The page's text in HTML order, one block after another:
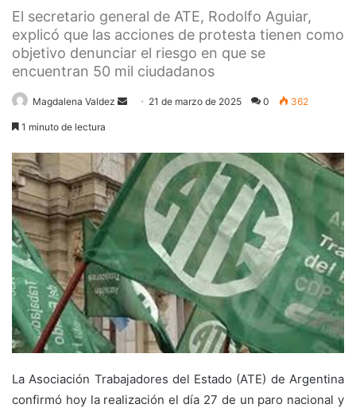
El secretario general de ATE, Rodolfo Aguiar,
explicó que las acciones de protesta tienen como
objetivo denunciar el riesgo en que se
encuentran 50 mil ciudadanos
Magdalena Valdez
Send 21 de marzo de 2025 0 362
1 minuto de lectura
La Asociación Trabajadores del Estado (ATE) de Argentina
confirmó hoy la realización el día 27 de un paro nacional y